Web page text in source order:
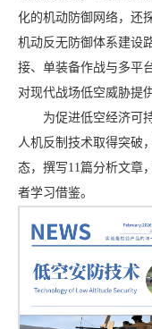
化的机动防御网络，还
机动反无防御体系建设
接、单装备作战与多平
对现代战场低空威胁提
为促进低空经济可
人机反制技术取得突破
态，撰写11篇分析文章
者学习借鉴。